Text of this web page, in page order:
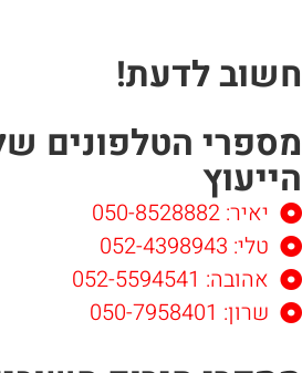
לדעת!
הטלפונים
יאיר: 050-8528882
טלי: 052-4398943
אהובה: 052-5594541
שרון: 050-7958401